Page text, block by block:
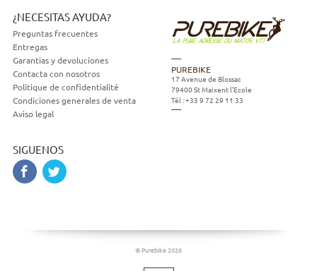
¿NECESITAS AYUDA?
Preguntas frecuentes
Entregas
Garantias y devoluciones
Contacta con nosotros
Politique de confidentialité
Condiciones generales de venta
Aviso legal
SIGUENOS
PUREBIKE
17 Avenue de Blossac
79400 St Maixent l'Ecole
Tél :+33 9 72 29 11 33
© Purebike 2026